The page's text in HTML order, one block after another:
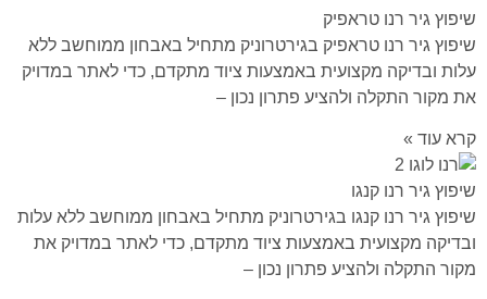
שיפוץ גיר רנו טראפיק
שיפוץ גיר רנו טראפיק בגירטרוניק מתחיל באבחון ממוחשב ללא
עלות ובדיקה מקצועית באמצעות ציוד מתקדם, כדי לאתר במדויק
את מקור התקלה ולהציע פתרון נכון –
קרא עוד »
שיפוץ גיר רנו קנגו
שיפוץ גיר רנו קנגו בגירטרוניק מתחיל באבחון ממוחשב ללא עלות
ובדיקה מקצועית באמצעות ציוד מתקדם, כדי לאתר במדויק את
מקור התקלה ולהציע פתרון נכון –